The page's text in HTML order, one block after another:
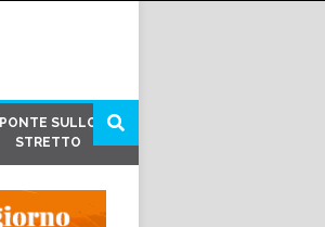
PONTE SULLO
STRETTO